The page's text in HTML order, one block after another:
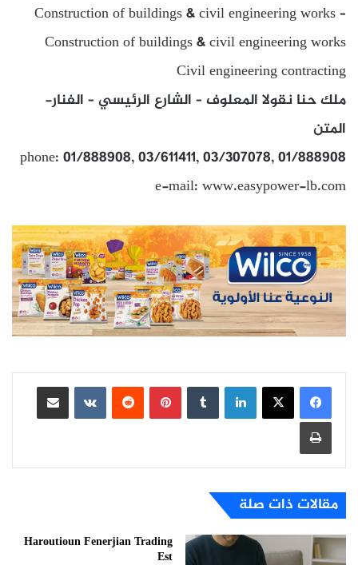
Construction of buildings & civil engineering works –
Construction of buildings & civil engineering works
Civil engineering contracting
ملك حنا نقولا المعلوف – الشارع الرئيسي – الفنار-
المتن
phone: 01/888908, 03/611411, 03/307078, 01/888908
e-mail: www.easypower-lb.com
لينكدإن بينتيريست
مشاركة عبر البريد
طباعة
مقالات ذات صلة
Haroutioun Fenerjian Trading
Est